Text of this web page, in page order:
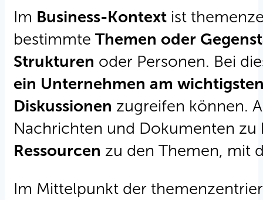
Im Business-Kontext ist
bestimmte Themen oder
Strukturen oder Personen. Bei
ein Unternehmen am
Diskussionen zugreifen können.
Nachrichten und Dokumenten
Ressourcen zu den Themen, mit
Im Mittelpunkt der